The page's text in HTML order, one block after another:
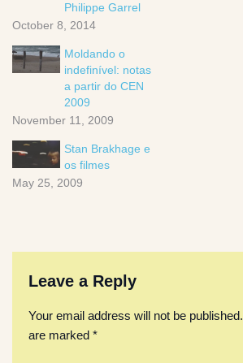
Philippe Garrel
October 8, 2014
Moldando o
indefinível: notas
a partir do CEN
2009
November 11, 2009
Stan Brakhage e
os filmes
May 25, 2009
Leave a Reply
Your email address will not be published.
are marked *